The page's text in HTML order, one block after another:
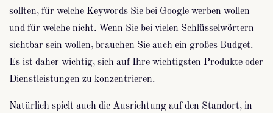
sollten, für welche Keywords Sie bei Google werben wollen
und für welche nicht. Wenn Sie bei vielen Schlüsselwörtern
sichtbar sein wollen, brauchen Sie auch ein großes Budget.
Es ist daher wichtig, sich auf Ihre wichtigsten Produkte oder
Dienstleistungen zu konzentrieren.
Natürlich spielt auch die Ausrichtung auf den Standort, in